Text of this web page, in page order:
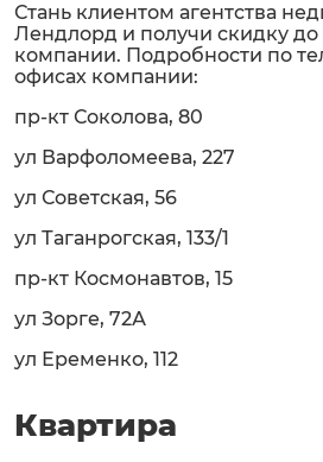
Стань клиентом агентства
Лендлорд и получи скидку до
компании. Подробности по
офисах компании:
пр-кт Соколова, 80
ул Варфоломеева, 227
ул Советская, 56
ул Таганрогская, 133/1
пр-кт Космонавтов, 15
ул Зорге, 72А
ул Еременко, 112
Квартира